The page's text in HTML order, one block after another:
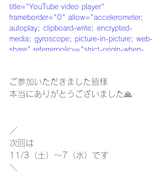
title="YouTube video player"
frameborder="0" allow="accelerometer;
autoplay; clipboard-write; encrypted-
media; gyroscope; picture-in-picture; web-
share" referrerpolicy="strict-origin-when-
ご参加いただきました皆様
本当にありがとうございました🙏
／
次回は
11/3（土）〜7（水）です
＼